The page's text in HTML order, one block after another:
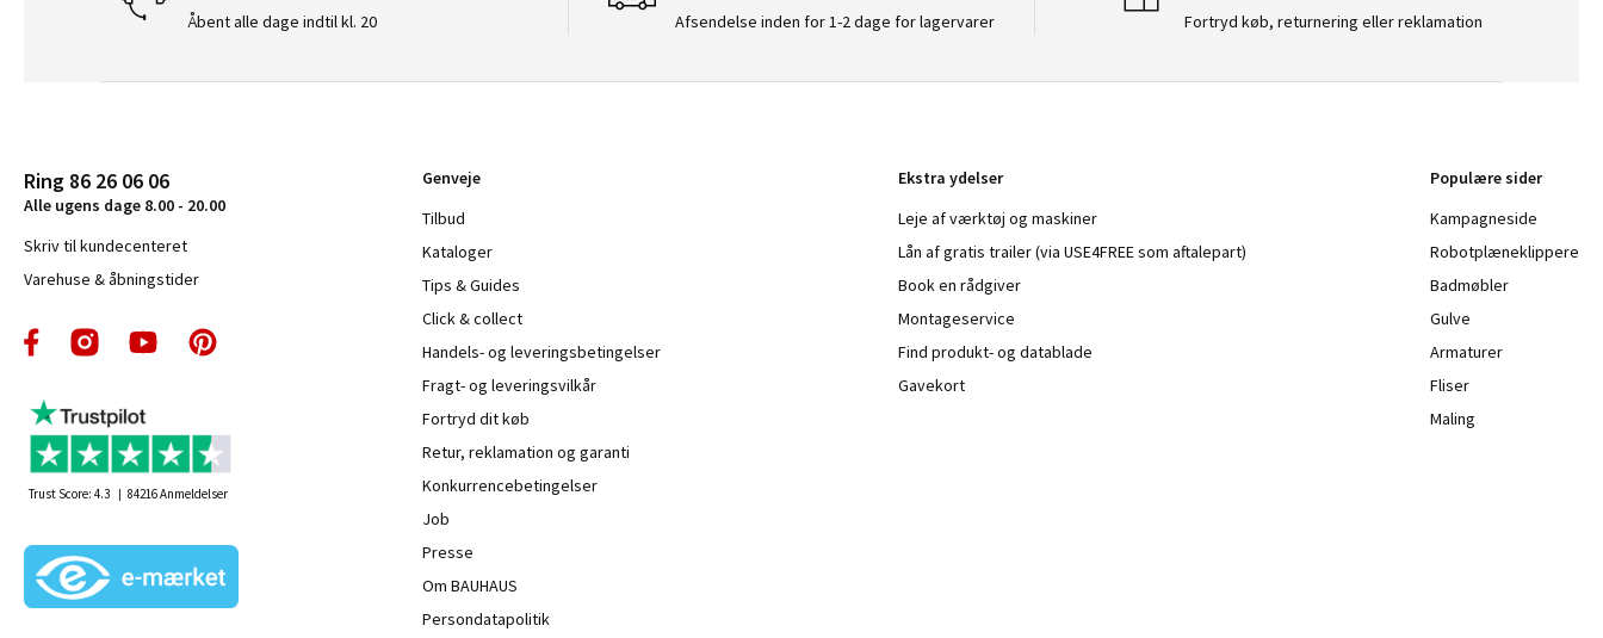
Åbent alle dage indtil kl. 20 Afsendelse inden for 1-2 dage for lagervarer Fortryd køb, returnering eller reklamation
Ring 86 26 06 06
Alle ugens dage 8.00 - 20.00
Skriv til kundecenteret
Varehuse & åbningstider
Trust Score: 4.3 84216Anmeldelser
Genveje
Tilbud
Kataloger
Tips & Guides
Click & collect
Handels- og leveringsbetingelser
Fragt- og leveringsvilkår
Fortryd dit køb
Retur, reklamation og garanti
Konkurrencebetingelser
Job
Presse
Om BAUHAUS
Persondatapolitik
Ekstra ydelser
Leje af værktøj og maskiner
Lån af gratis trailer (via USE4FREE som aftalepart)
Book en rådgiver
Montageservice
Find produkt- og datablade
Gavekort
Populære sider
Kampagneside
Robotplæneklippere
Badmøbler
Gulve
Armaturer
Fliser
Maling